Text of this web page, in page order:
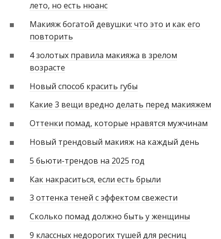
лето, но есть нюанс
Макияж богатой девушки: что это и как его
повторить
4 золотых правила макияжа в зрелом
возрасте
Новый способ красить губы
Какие 3 вещи вредно делать перед макияжем
Оттенки помад, которые нравятся мужчинам
Новый трендовый макияж на каждый день
5 бьюти-трендов на 2025 год
Как накраситься, если есть брыли
3 оттенка теней с эффектом свежести
Сколько помад должно быть у женщины
9 классных недорогих тушей для ресниц